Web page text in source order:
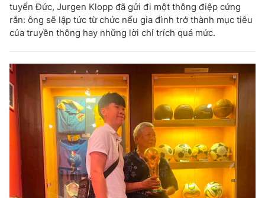
tuyển Đức, Jurgen Klopp đã gửi đi một thông điệp cứng
rắn: ông sẽ lập tức từ chức nếu gia đình trở thành mục tiêu
của truyền thông hay những lời chỉ trích quá mức.